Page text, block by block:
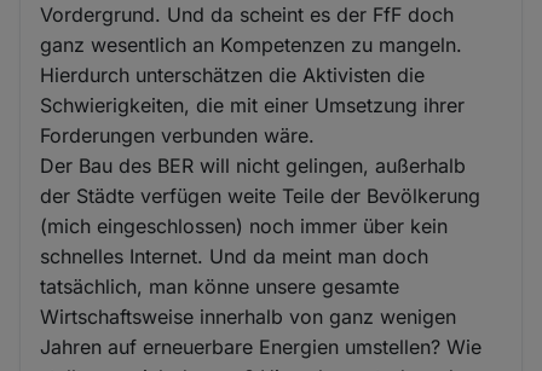
Vordergrund. Und da scheint es der FfF doch
ganz wesentlich an Kompetenzen zu mangeln.
Hierdurch unterschätzen die Aktivisten die
Schwierigkeiten, die mit einer Umsetzung ihrer
Forderungen verbunden wäre.
Der Bau des BER will nicht gelingen, außerhalb
der Städte verfügen weite Teile der Bevölkerung
(mich eingeschlossen) noch immer über kein
schnelles Internet. Und da meint man doch
tatsächlich, man könne unsere gesamte
Wirtschaftsweise innerhalb von ganz wenigen
Jahren auf erneuerbare Energien umstellen? Wie